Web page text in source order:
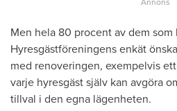
Men hela 80 procent av dem som
Hyresgästföreningens enkät
med renoveringen, exempelvis
varje hyresgäst själv kan avgöra
tillval i den egna lägenheten.